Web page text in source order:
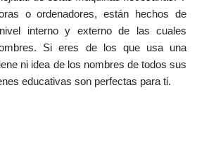
o ordenadores, están hechos de
interno y externo de las cuales
Si eres de los que usa una
ni idea de los nombres de todos sus
educativas son perfectas para ti.